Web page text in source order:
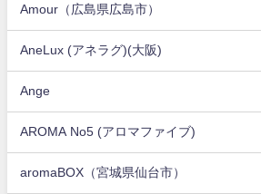
Amour（広島県広島市）
AneLux (アネラグ)(大阪)
Ange
AROMA No5 (アロマファイブ)
aromaBOX（宮城県仙台市）